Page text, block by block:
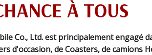
À TOUS
Co., Ltd. est principalement engagé
d'occasion, de Coasters, de camions